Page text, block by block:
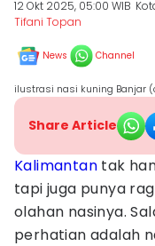
12 Okt 2025, 05:00 WIB
Tifani Topan
News Channel
ilustrasi nasi kuning Banjar
Share Article
Kalimantan tak
tapi juga punya
olahan nasinya.
perhatian adalah